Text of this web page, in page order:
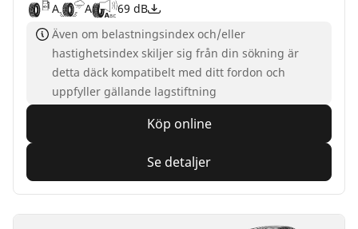
A
A
69 dB
Även om belastningsindex och/eller
hastighetsindex skiljer sig från din sökning är
detta däck kompatibelt med ditt fordon och
uppfyller gällande lagstiftning
Köp online
Se detaljer